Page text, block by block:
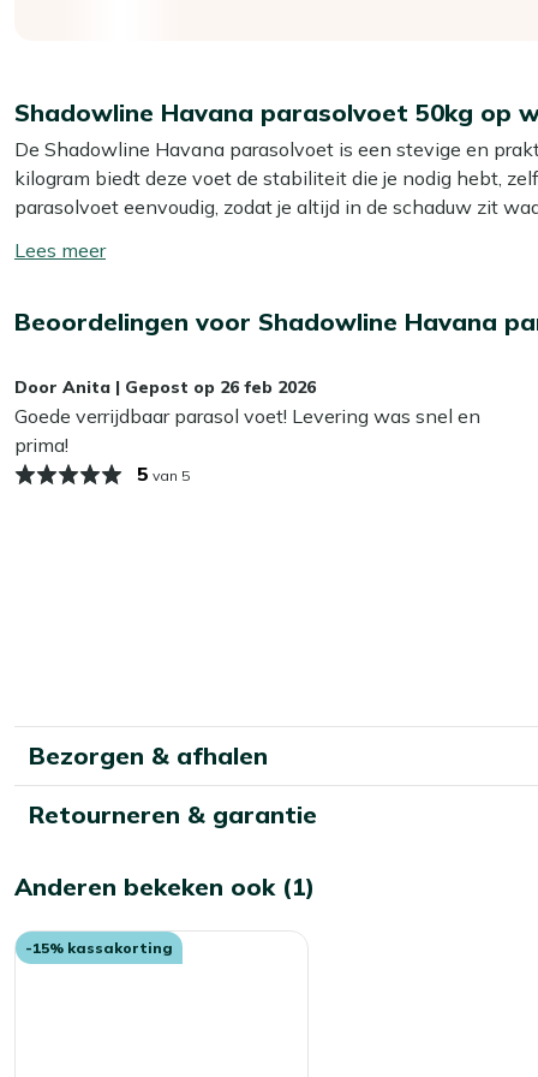
Shadowline Havana parasolvoet 50kg op
De Shadowline Havana parasolvoet is een stevige en
kilogram biedt deze voet de stabiliteit die je nodig hebt,
parasolvoet eenvoudig, zodat je altijd in de schaduw zit
Graniet: De parasolvoet is gemaakt van graniet, een
50 kilogram: Met een gewicht van 50 kilogram biedt
je parasol stevig staan, zelfs bij stevige wind.
RVS voor buisdiktes ø 29-53mm
van ø 29-53mm. Dit maakt hem geschikt voor een
Toon/verberg
Beoordelingen voor Shadowline Havana
Door Anita | Gepost op 26 feb 2026
Goede verrijdbaar parasol voet! Levering was snel en
prima!
5 van 5
Bezorgen & afhalen
Retourneren & garantie
Anderen bekeken ook (1)
-15% kassakorting